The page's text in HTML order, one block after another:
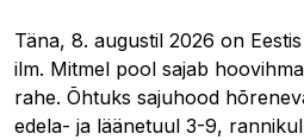
Täna, 8. augustil 2026 on
ilm. Mitmel pool sajab
rahe. Õhtuks sajuhood
edela- ja läänetuul 3-9,